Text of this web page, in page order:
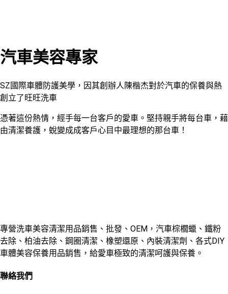
汽車美容專家
SZ國際車體防護美學，因其創辦人陳楷杰對於汽車的保養與熱
創立了旺旺洗車
憑著這份熱情，經手每一台客戶的愛車。堅持親手將每台車，藉
由清潔養護，蛻變成成客戶心目中最理想的那台車！
專營洗車美容清潔用品銷售、批發、OEM，汽車棕櫚蠟、鐵粉
去除、柏油去除、鋼圈清潔、橡塑還原、內裝清潔劑、各式DIY
車體美容保養用品銷售，給愛車極致的清潔呵護與保養。
聯絡我們